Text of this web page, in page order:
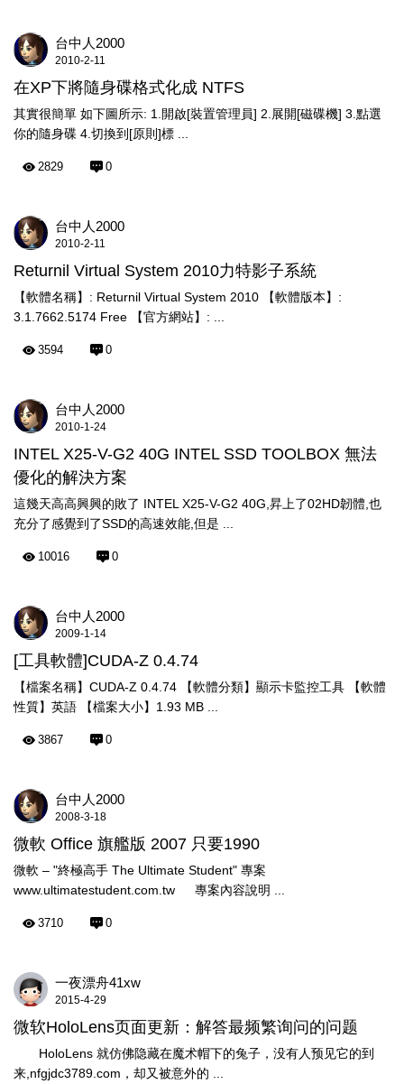
台中人2000
2010-2-11
在XP下將隨身碟格式化成 NTFS
其實很簡單 如下圖所示: 1.開啟[裝置管理員] 2.展開[磁碟機] 3.點選
你的隨身碟 4.切換到[原則]標 ...
2829 0
台中人2000
2010-2-11
Returnil Virtual System 2010力特影子系統
【軟體名稱】: Returnil Virtual System 2010 【軟體版本】:
3.1.7662.5174 Free 【官方網站】: ...
3594 0
台中人2000
2010-1-24
INTEL X25-V-G2 40G INTEL SSD TOOLBOX 無法
優化的解決方案
這幾天高高興興的敗了 INTEL X25-V-G2 40G,昇上了02HD韌體,也
充分了感覺到了SSD的高速效能,但是 ...
10016 0
台中人2000
2009-1-14
[工具軟體]CUDA-Z 0.4.74
【檔案名稱】CUDA-Z 0.4.74 【軟體分類】顯示卡監控工具 【軟體
性質】英語 【檔案大小】1.93 MB ...
3867 0
台中人2000
2008-3-18
微軟 Office 旗艦版 2007 只要1990
微軟 – "終極高手 The Ultimate Student" 專案
www.ultimatestudent.com.tw 專案內容說明 ...
3710 0
一夜漂舟41xw
2015-4-29
微软HoloLens页面更新：解答最频繁询问的问题
HoloLens 就仿佛隐藏在魔术帽下的兔子，没有人预见它的到
来,nfgjdc3789.com，却又被意外的 ...